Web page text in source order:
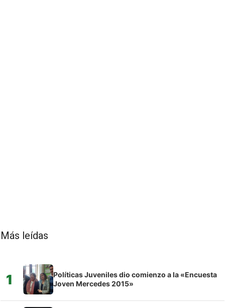
Más leídas
1
Políticas Juveniles dio comienzo a la «Encuesta
Joven Mercedes 2015»